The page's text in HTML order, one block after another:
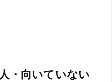
・向いていない